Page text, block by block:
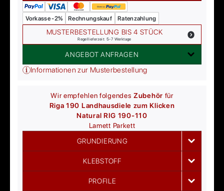
Vorkasse -2% Rechnungskauf Ratenzahlung
MUSTERBESTELLUNG BIS 4 STÜCK
Regellieferzeit: 5-7 Werktage
ANGEBOT ANFRAGEN
Informationen zur Musterbestellung
Wir empfehlen folgendesZubehör für
Riga 190 Landhausdiele zum Klicken
Natural RIG 190-110
Lamett Parkett
GRUNDIERUNG
KLEBSTOFF
PROFILE